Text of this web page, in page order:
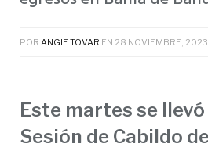
POR ANGIE TOVAR EN 28 NOVIEMBRE, 2023
Este martes se llevó
Sesión de Cabildo